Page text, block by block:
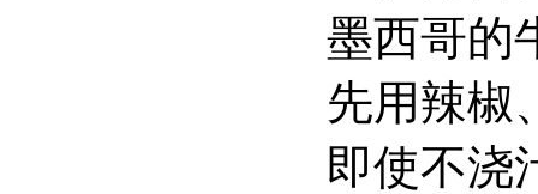
墨西哥的
先用辣椒
即使不浇